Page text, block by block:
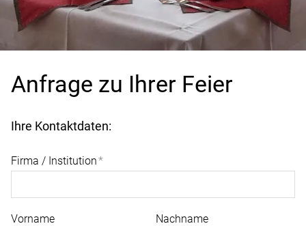
Anfrage zu Ihrer Feier
Ihre Kontaktdaten:
Firma / Institution*
Vorname
Nachname